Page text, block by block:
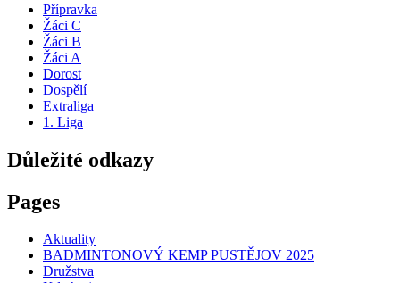
Přípravka
Žáci C
Žáci B
Žáci A
Dorost
Dospělí
Extraliga
1. Liga
Důležité odkazy
Pages
Aktuality
BADMINTONOVÝ KEMP PUSTĚJOV 2025
Družstva